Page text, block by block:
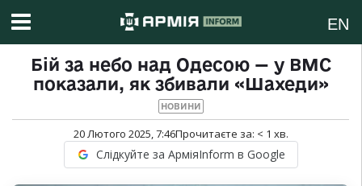
EN
Бій за небо над Одесою — у ВМС
показали, як збивали «Шахеди»
НОВИНИ
20 Лютого 2025, 7:46Прочитаєте за: < 1 хв.
Слідкуйте за АрміяInform в Google